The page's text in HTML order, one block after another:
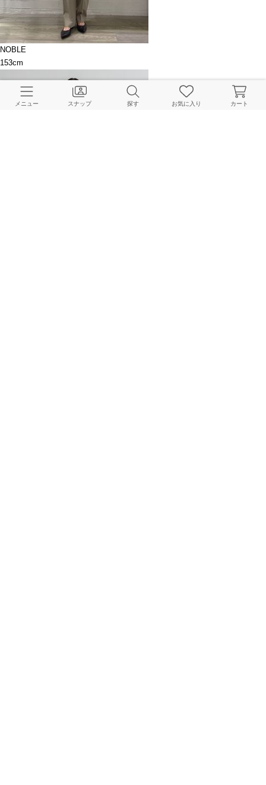
NOBLE
153cm
メニュー スナップ 探す お気に入り カート